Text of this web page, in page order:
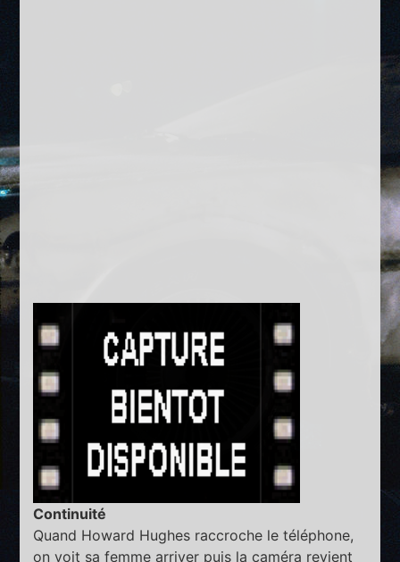
Continuité
Quand Howard Hughes raccroche le téléphone,
on voit sa femme arriver puis la caméra revient